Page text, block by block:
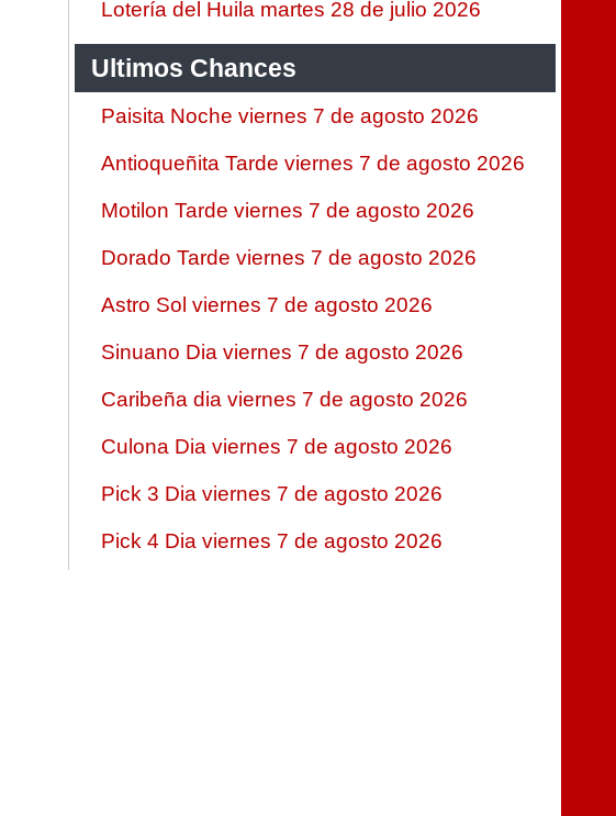
Lotería del Huila martes 28 de julio 2026
Ultimos Chances
Paisita Noche viernes 7 de agosto 2026
Antioqueñita Tarde viernes 7 de agosto 2026
Motilon Tarde viernes 7 de agosto 2026
Dorado Tarde viernes 7 de agosto 2026
Astro Sol viernes 7 de agosto 2026
Sinuano Dia viernes 7 de agosto 2026
Caribeña dia viernes 7 de agosto 2026
Culona Dia viernes 7 de agosto 2026
Pick 3 Dia viernes 7 de agosto 2026
Pick 4 Dia viernes 7 de agosto 2026